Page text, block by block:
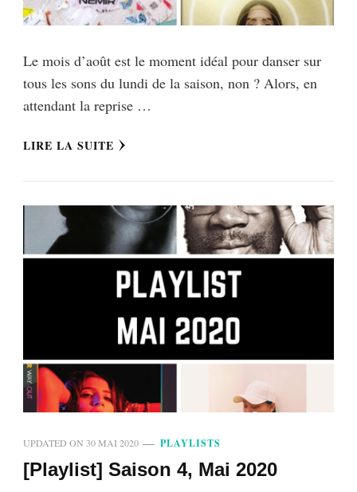
Le mois d’août est le moment idéal pour danser sur
tous les sons du lundi de la saison, non ? Alors, en
attendant la reprise …
LIRE LA SUITE
UPDATED ON 30 MAI 2020 PLAYLISTS
[Playlist] Saison 4, Mai 2020